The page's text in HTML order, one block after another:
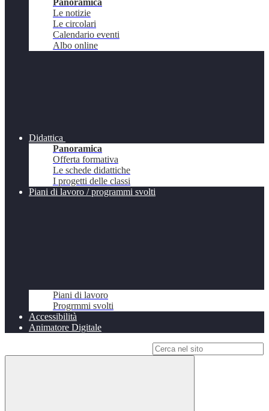
Panoramica
Le notizie
Le circolari
Calendario eventi
Albo online
Didattica
Panoramica
Offerta formativa
Le schede didattiche
I progetti delle classi
Piani di lavoro / programmi svolti
Piani di lavoro
Progrmmi svolti
Accessibilità
Animatore Digitale